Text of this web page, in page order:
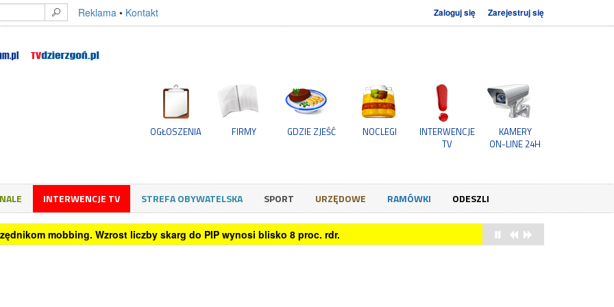
Reklama • Kontakt Zaloguj się Zarejestruj się
OGŁOSZENIA FIRMY GDZIE ZJEŚĆ NOCLEGI
INTERWENCJE
TV
KAMERY
ON-LINE 24H
INTERWENCJE TV STREFA OBYWATELSKA SPORT URZĘDOWE RAMÓWKI ODESZLI
mobbing. Wzrost liczby skarg do PIP wynosi blisko 8 proc. rdr.